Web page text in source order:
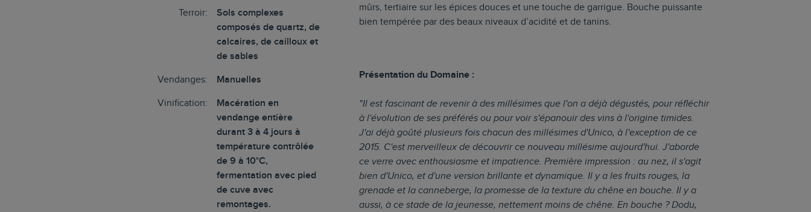
Terroir:
Sols complexes
composés de quartz, de
calcaires, de cailloux et
de sables
Vendanges: Manuelles
Vinification:
Macération en
vendange entière
durant 3 à 4 jours à
température contrôlée
de 9 à 10°C,
fermentation avec pied
de cuve avec
remontages.
mûrs, tertiaire sur les épices douces et une touche de garrigue. Bouche puissante
bien tempérée par des beaux niveaux d’acidité et de tanins.
Présentation du Domaine :
"Il est fascinant de revenir à des millésimes que l'on a déjà dégustés, pour réfléchir
à l'évolution de ses préférés ou pour voir s'épanouir des vins à l'origine timides.
J'ai déjà goûté plusieurs fois chacun des millésimes d'Unico, à l'exception de ce
2015. C'est merveilleux de découvrir ce nouveau millésime aujourd'hui. J'aborde
ce verre avec enthousiasme et impatience. Première impression : au nez, il s'agit
bien d'Unico, et d'une version brillante et dynamique. Il y a les fruits rouges, la
grenade et la canneberge, la promesse de la texture du chêne en bouche. Il y a
aussi, à ce stade de la jeunesse, nettement moins de chêne. En bouche ? Dodu,